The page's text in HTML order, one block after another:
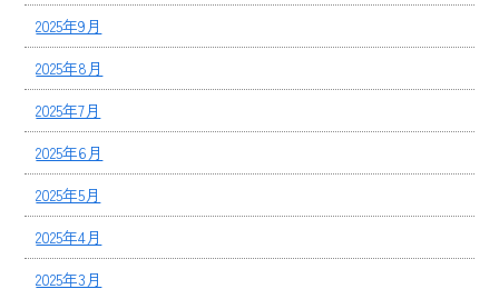
2025年9月
2025年8月
2025年7月
2025年6月
2025年5月
2025年4月
2025年3月